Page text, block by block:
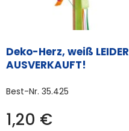
Deko-Herz, weiß LEIDER
AUSVERKAUFT!
Best-Nr. 35.425
1,20 €